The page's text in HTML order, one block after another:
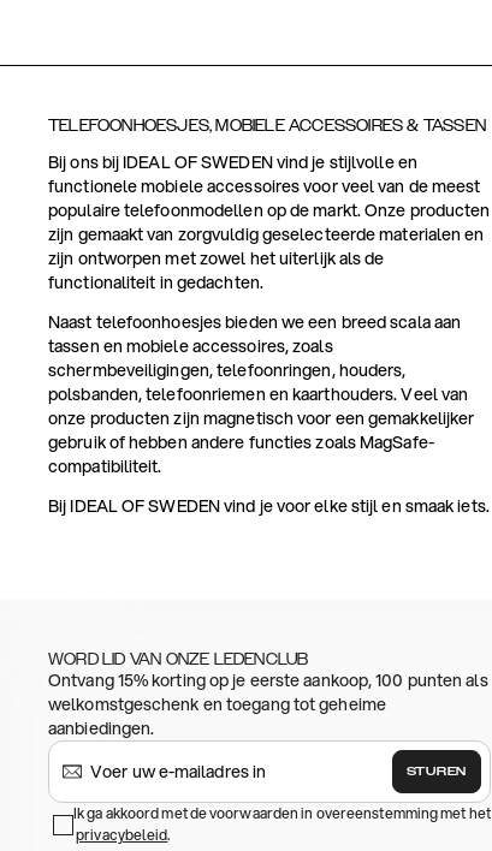
TELEFOONHOESJES, MOBIELE ACCESSOIRES & TASSEN
Bij ons bij IDEAL OF SWEDEN vind je stijlvolle en
functionele mobiele accessoires voor veel van de meest
populaire telefoonmodellen op de markt. Onze producten
zijn gemaakt van zorgvuldig geselecteerde materialen en
zijn ontworpen met zowel het uiterlijk als de
functionaliteit in gedachten.
Naast telefoonhoesjes bieden we een breed scala aan
tassen en mobiele accessoires, zoals
schermbeveiligingen, telefoonringen, houders,
polsbanden, telefoonriemen en kaarthouders. Veel van
onze producten zijn magnetisch voor een gemakkelijker
gebruik of hebben andere functies zoals MagSafe-
compatibiliteit.
Bij IDEAL OF SWEDEN vind je voor elke stijl en smaak iets.
WORD LID VAN ONZE LEDENCLUB
Ontvang 15% korting op je eerste aankoop, 100 punten als
welkomstgeschenk en toegang tot geheime
aanbiedingen.
STUREN
Ik ga akkoord met de voorwaarden in overeenstemming met het
privacybeleid.